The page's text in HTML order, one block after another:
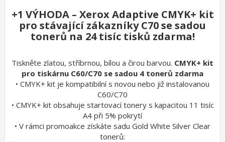
+1 VÝHODA – Xerox Adaptive CMYK+ kit
pro stávající zákazníky C70 se sadou
tonerů na 24 tisíc tisků zdarma!
Tiskněte zlatou, stříbrnou, bílou a čirou barvou. CMYK+ kit
pro tiskárnu C60/C70 se sadou 4 tonerů zdarma
• CMYK+ kit je kompatibilní s novou nebo již instalovanou
C60/C70
• CMYK+ kit obsahuje startovací tonery s kapacitou 11 tisíc
A4 při 5% pokrytí
• V rámci promoakce získáte sadu Gold White Silver Clear
tonerů: